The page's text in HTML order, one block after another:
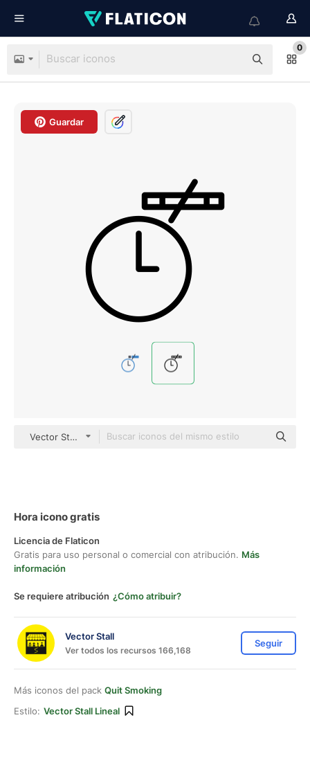
0
Guardar
Vector Stall Lineal
Hora icono gratis
Licencia de Flaticon
Gratis para uso personal o comercial con atribución. Más
información
Se requiere atribución ¿Cómo atribuir?
Vector Stall
Ver todos los recursos 166,168
Seguir
Más iconos del pack Quit Smoking
Estilo: Vector Stall Lineal